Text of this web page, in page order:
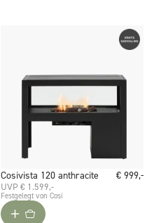
Cosivista 120 anthracite € 999,-
UVP € 1.599,-
Festgelegt von Cosi